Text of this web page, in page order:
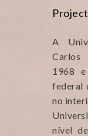
A
Carlos
1968
federal
no
nível